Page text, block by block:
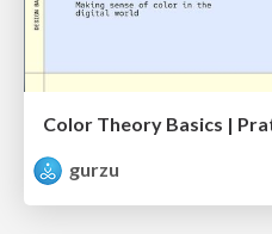
Color Theory Basics |
gurzu